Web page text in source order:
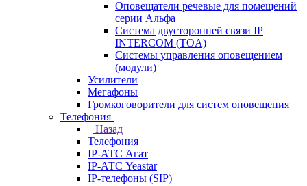
Оповещатели речевые для помещений
серии Альфа
Система двусторонней связи IP
INTERCOM (TOA)
Системы управления оповещением
(модули)
Усилители
Мегафоны
Громкоговорители для систем оповещения
Телефония
Назад
Телефония
IP-АТС Агат
IP-АТС Yeastar
IP-телефоны (SIP)